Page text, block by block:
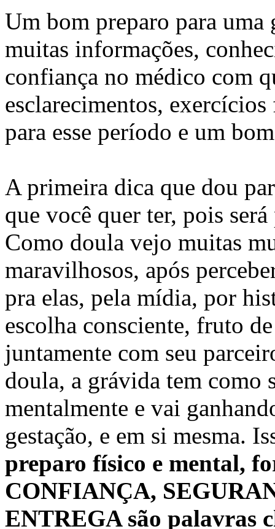
Um bom preparo para uma
muitas informações,
confiança no médico com
esclarecimentos,
para esse período e um
A primeira dica que dou
que você quer ter, pois
Como doula vejo muitas
maravilhosos, após
pra elas, pela mídia, por
escolha consciente, fruto
juntamente com seu
doula, a grávida tem como
mentalmente e vai
gestação, e em si mesma.
preparo físico e mental,
CONFIANÇA,
ENTREGA são palavras